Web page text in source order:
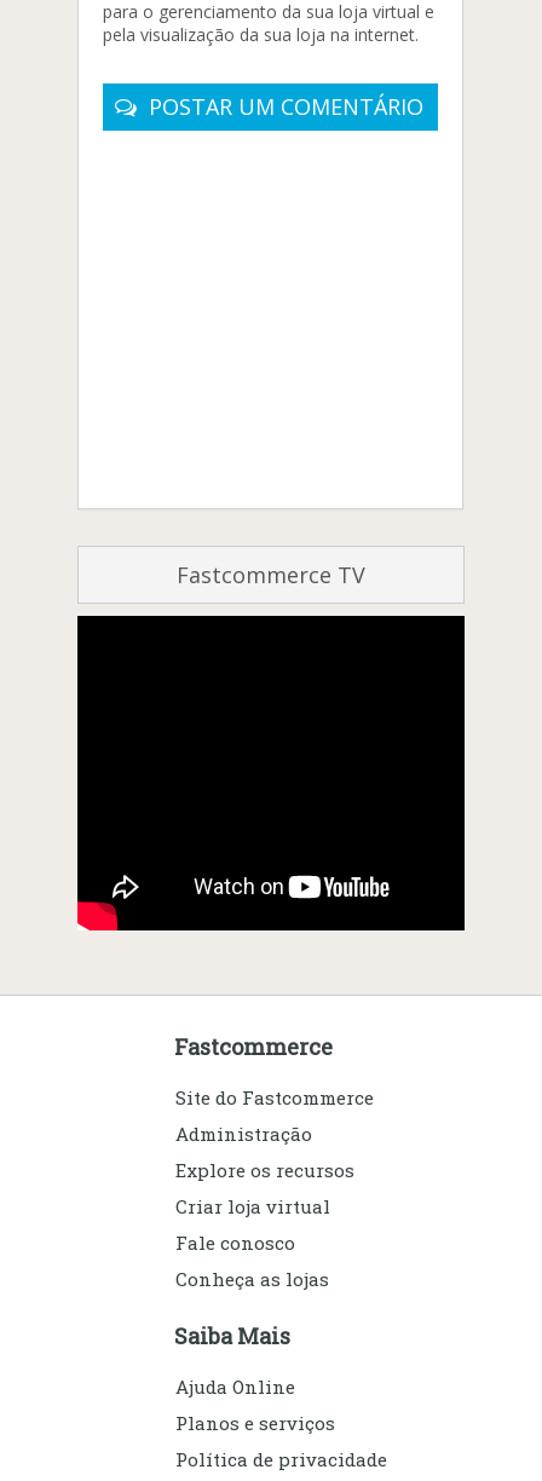
para o gerenciamento da sua loja virtual e
pela visualização da sua loja na internet.
POSTAR UM COMENTÁRIO
Fastcommerce TV
Fastcommerce
Site do Fastcommerce
Administração
Explore os recursos
Criar loja virtual
Fale conosco
Conheça as lojas
Saiba Mais
Ajuda Online
Planos e serviços
Política de privacidade